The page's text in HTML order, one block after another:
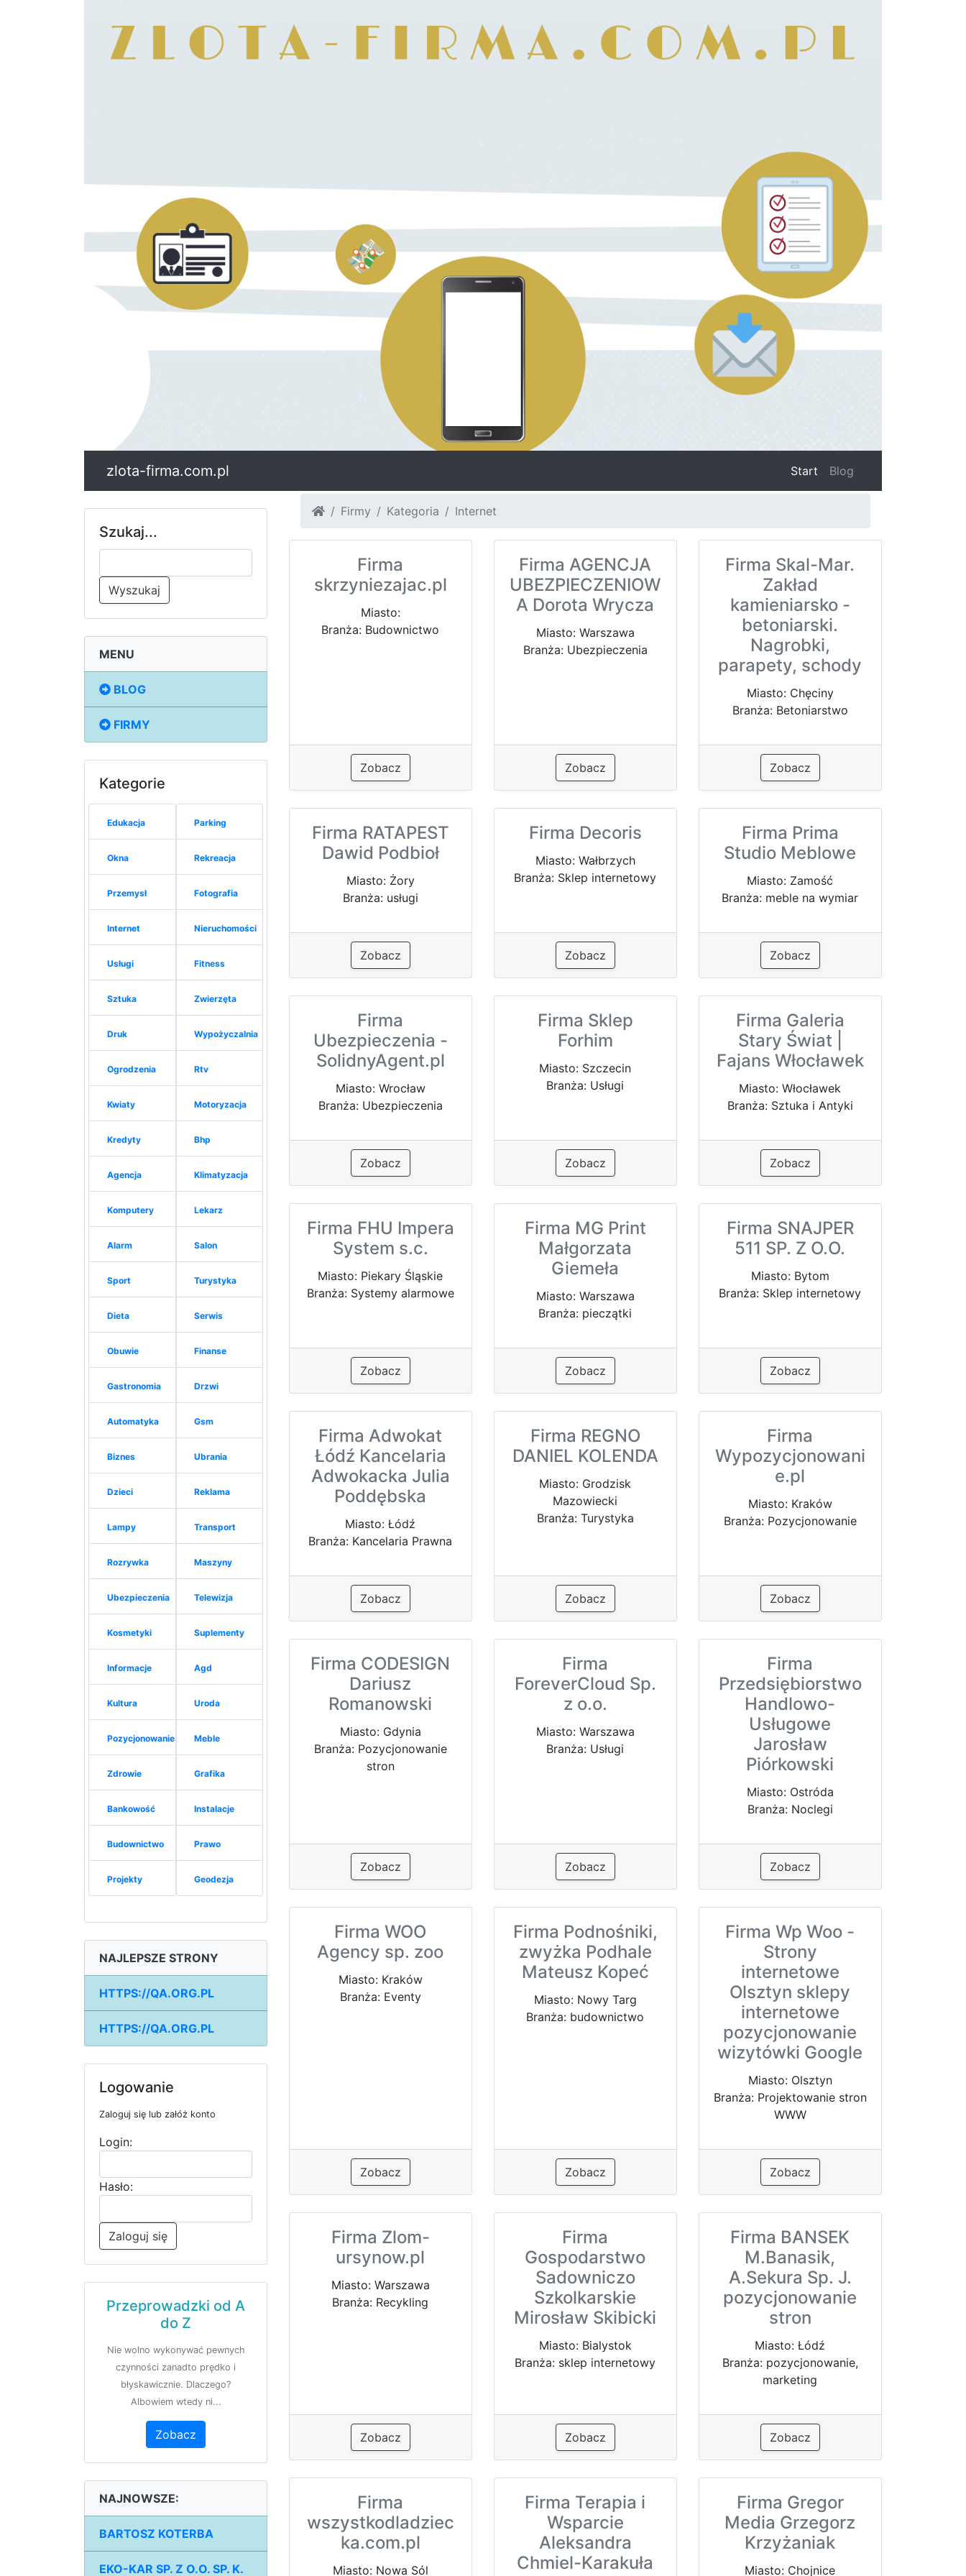
zlota-firma.com.pl Start (current)
Blog
Szukaj...
Wyszukaj
MENU
BLOG
FIRMY
Kategorie
Edukacja
Okna
Przemysł
Internet
Usługi
Sztuka
Druk
Ogrodzenia
Kwiaty
Kredyty
Agencja
Komputery
Alarm
Sport
Dieta
Obuwie
Gastronomia
Automatyka
Biznes
Dzieci
Lampy
Rozrywka
Ubezpieczenia
Kosmetyki
Informacje
Kultura
Pozycjonowanie
Zdrowie
Bankowość
Budownictwo
Projekty
Parking
Rekreacja
Fotografia
Nieruchomości
Fitness
Zwierzęta
Wypożyczalnia
Rtv
Motoryzacja
Bhp
Klimatyzacja
Lekarz
Salon
Turystyka
Serwis
Finanse
Drzwi
Gsm
Ubrania
Reklama
Transport
Maszyny
Telewizja
Suplementy
Agd
Uroda
Meble
Grafika
Instalacje
Prawo
Geodezja
NAJLEPSZE STRONY
HTTPS://QA.ORG.PL
HTTPS://QA.ORG.PL
Logowanie
Zaloguj się lub załóż konto
Login:
Hasło:
Zaloguj się
Przeprowadzki od A
do Z
Nie wolno wykonywać pewnych
czynności zanadto prędko i
błyskawicznie. Dlaczego?
Albowiem wtedy ni...
Zobacz
NAJNOWSZE:
BARTOSZ KOTERBA
EKO-KAR SP. Z O.O. SP. K.
Firmy Kategoria Internet
Firma
skrzyniezajac.pl
Miasto:
Branża: Budownictwo
Zobacz
Firma AGENCJA
UBEZPIECZENIOW
A Dorota Wrycza
Miasto: Warszawa
Branża: Ubezpieczenia
Zobacz
Firma Skal-Mar.
Zakład
kamieniarsko -
betoniarski.
Nagrobki,
parapety, schody
Miasto: Chęciny
Branża: Betoniarstwo
Zobacz
Firma RATAPEST
Dawid Podbioł
Miasto: Żory
Branża: usługi
Zobacz
Firma Decoris
Miasto: Wałbrzych
Branża: Sklep internetowy
Zobacz
Firma Prima
Studio Meblowe
Miasto: Zamość
Branża: meble na wymiar
Zobacz
Firma
Ubezpieczenia -
SolidnyAgent.pl
Miasto: Wrocław
Branża: Ubezpieczenia
Zobacz
Firma Sklep
Forhim
Miasto: Szczecin
Branża: Usługi
Zobacz
Firma Galeria
Stary Świat |
Fajans Włocławek
Miasto: Włocławek
Branża: Sztuka i Antyki
Zobacz
Firma FHU Impera
System s.c.
Miasto: Piekary Śląskie
Branża: Systemy alarmowe
Zobacz
Firma MG Print
Małgorzata
Giemeła
Miasto: Warszawa
Branża: pieczątki
Zobacz
Firma SNAJPER
511 SP. Z O.O.
Miasto: Bytom
Branża: Sklep internetowy
Zobacz
Firma Adwokat
Łódź Kancelaria
Adwokacka Julia
Poddębska
Miasto: Łódź
Branża: Kancelaria Prawna
Zobacz
Firma REGNO
DANIEL KOLENDA
Miasto: Grodzisk
Mazowiecki
Branża: Turystyka
Zobacz
Firma
Wypozycjonowani
e.pl
Miasto: Kraków
Branża: Pozycjonowanie
Zobacz
Firma CODESIGN
Dariusz
Romanowski
Miasto: Gdynia
Branża: Pozycjonowanie
stron
Zobacz
Firma
ForeverCloud Sp.
z o.o.
Miasto: Warszawa
Branża: Usługi
Zobacz
Firma
Przedsiębiorstwo
Handlowo-
Usługowe
Jarosław
Piórkowski
Miasto: Ostróda
Branża: Noclegi
Zobacz
Firma WOO
Agency sp. zoo
Miasto: Kraków
Branża: Eventy
Zobacz
Firma Podnośniki,
zwyżka Podhale
Mateusz Kopeć
Miasto: Nowy Targ
Branża: budownictwo
Zobacz
Firma Wp Woo -
Strony
internetowe
Olsztyn sklepy
internetowe
pozycjonowanie
wizytówki Google
Miasto: Olsztyn
Branża: Projektowanie stron
WWW
Zobacz
Firma Zlom-
ursynow.pl
Miasto: Warszawa
Branża: Recykling
Zobacz
Firma
Gospodarstwo
Sadowniczo
Szkolkarskie
Mirosław Skibicki
Miasto: Bialystok
Branża: sklep internetowy
Zobacz
Firma BANSEK
M.Banasik,
A.Sekura Sp. J.
pozycjonowanie
stron
Miasto: Łódź
Branża: pozycjonowanie,
marketing
Zobacz
Firma
wszystkodladziec
ka.com.pl
Miasto: Nowa Sól
Firma Terapia i
Wsparcie
Aleksandra
Chmiel-Karakuła
Firma Gregor
Media Grzegorz
Krzyżaniak
Miasto: Chojnice